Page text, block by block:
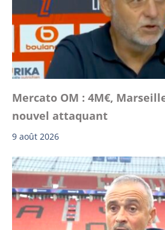
Mercato OM : 4M€,
nouvel attaquant
9 août 2026